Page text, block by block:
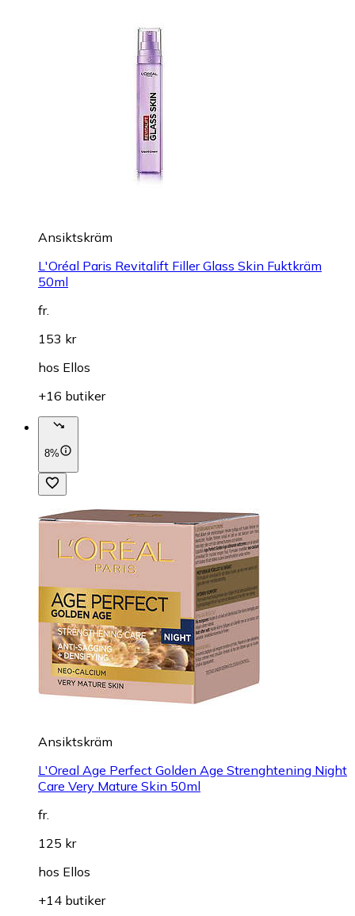
Ansiktskräm
L'Oréal Paris Revitalift Filler Glass Skin Fuktkräm
50ml
fr.
153 kr
hos Ellos
+16 butiker
8%
Ansiktskräm
L'Oreal Age Perfect Golden Age Strenghtening Night
Care Very Mature Skin 50ml
fr.
125 kr
hos Ellos
+14 butiker